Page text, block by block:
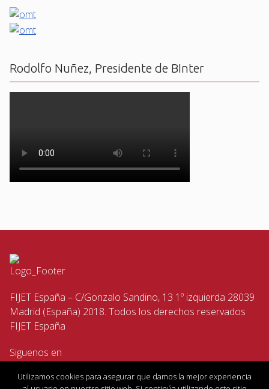
Rodolfo Nuñez, Presidente de BInter
FIJET España – C/Gonzalo Sandino, 13 1º izquierda 28039
Madrid (España) 2018. Todos los derechos reservados
FIJET España
Siguenos en
Utilizamos cookies para asegurar que damos la mejor experiencia